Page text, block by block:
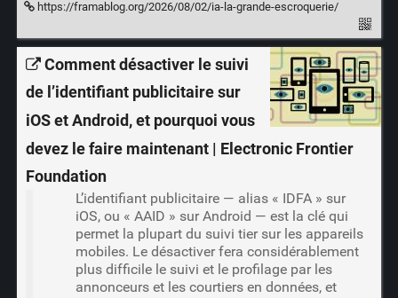
https://framablog.org/2026/08/02/ia-la-grande-escroquerie/
Comment désactiver le suivi
de l’identifiant publicitaire sur
iOS et Android, et pourquoi vous
devez le faire maintenant | Electronic Frontier
Foundation
L’identifiant publicitaire — alias « IDFA » sur
iOS, ou « AAID » sur Android — est la clé qui
permet la plupart du suivi tier sur les appareils
mobiles. Le désactiver fera considérablement
plus difficile le suivi et le profilage par les
annonceurs et les courtiers en données, et